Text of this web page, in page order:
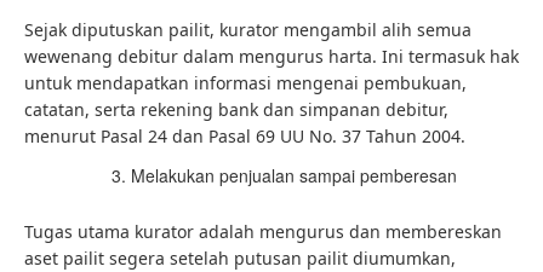
Sejak diputuskan pailit, kurator mengambil alih semua
wewenang debitur dalam mengurus harta. Ini termasuk hak
untuk mendapatkan informasi mengenai pembukuan,
catatan, serta rekening bank dan simpanan debitur,
menurut Pasal 24 dan Pasal 69 UU No. 37 Tahun 2004.
Melakukan penjualan sampai pemberesan
Tugas utama kurator adalah mengurus dan membereskan
aset pailit segera setelah putusan pailit diumumkan,